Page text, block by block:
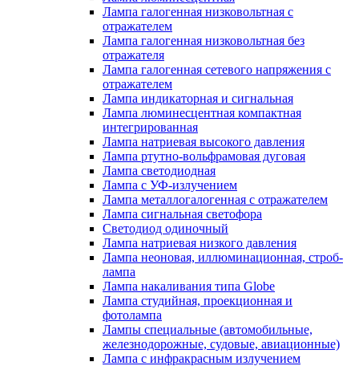
Лампа галогенная низковольтная с
отражателем
Лампа галогенная низковольтная без
отражателя
Лампа галогенная сетевого напряжения с
отражателем
Лампа индикаторная и сигнальная
Лампа люминесцентная компактная
интегрированная
Лампа натриевая высокого давления
Лампа ртутно-вольфрамовая дуговая
Лампа светодиодная
Лампа с УФ-излучением
Лампа металлогалогенная с отражателем
Лампа сигнальная светофора
Светодиод одиночный
Лампа натриевая низкого давления
Лампа неоновая, иллюминационная, строб-
лампа
Лампа накаливания типа Globe
Лампа студийная, проекционная и
фотолампа
Лампы специальные (автомобильные,
железнодорожные, судовые, авиационные)
Лампа с инфракрасным излучением